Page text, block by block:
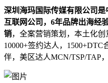
深圳海玛国际传媒有限公司
互联网公司，6年品牌出海经
销，全案营销策划，本土化创
10000+签约达人，
伴，美区达人MCN/TSP/TAP